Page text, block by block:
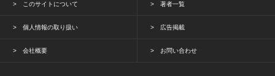
このサイトについて 著者一覧
個人情報の取り扱い 広告掲載
会社概要 お問い合わせ